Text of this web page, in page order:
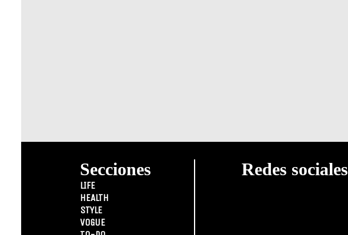
Secciones
LIFE
HEALTH
STYLE
VOGUE
Redes sociales